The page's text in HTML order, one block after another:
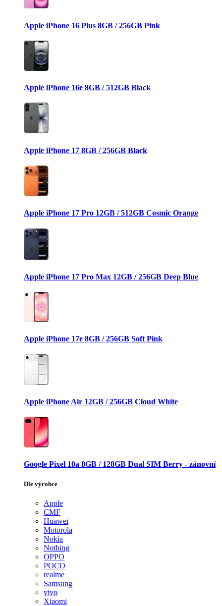
Apple iPhone 16 Plus 8GB / 256GB Pink
Apple iPhone 16e 8GB / 512GB Black
Apple iPhone 17 8GB / 256GB Black
Apple iPhone 17 Pro 12GB / 512GB Cosmic Orange
Apple iPhone 17 Pro Max 12GB / 256GB Deep Blue
Apple iPhone 17e 8GB / 256GB Soft Pink
Apple iPhone Air 12GB / 256GB Cloud White
Google Pixel 10a 8GB / 128GB Dual SIM Berry - zánovní
Dle výrobce
Apple
CMF
Huawei
Motorola
Nokia
Nothing
OPPO
POCO
realme
Samsung
vivo
Xiaomi